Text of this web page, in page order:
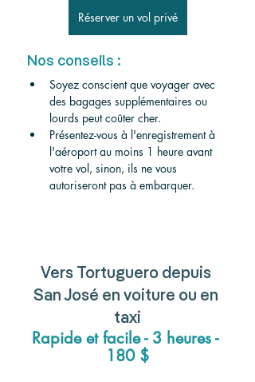
Réserver un vol privé
Nos conseils :
Soyez conscient que voyager avec
des bagages supplémentaires ou
lourds peut coûter cher.
Présentez-vous à l'enregistrement à
l'aéroport au moins 1 heure avant
votre vol, sinon, ils ne vous
autoriseront pas à embarquer.
Vers Tortuguero depuis
San José en voiture ou en
taxi
Rapide et facile - 3 heures -
180 $